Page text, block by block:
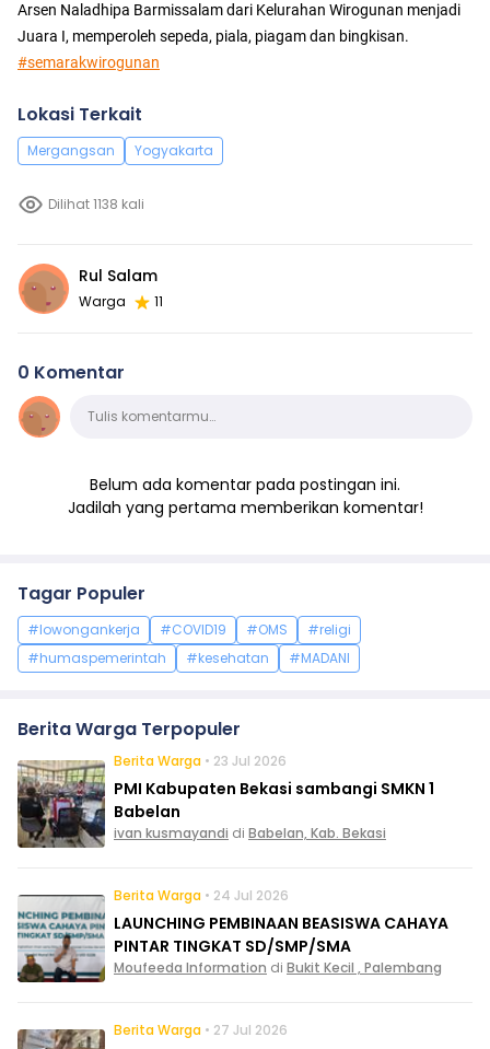
Arsen Naladhipa Barmissalam dari Kelurahan Wirogunan menjadi
Juara I, memperoleh sepeda, piala, piagam dan bingkisan.
#semarakwirogunan
Lokasi Terkait
Mergangsan Yogyakarta
Dilihat 1138 kali
Rul Salam
Warga 11
0 Komentar
KomentarTulis komentarmu…
Belum ada komentar pada postingan ini.
Jadilah yang pertama memberikan komentar!
Tagar Populer
#lowongankerja #COVID19 #OMS
#religi
#humaspemerintah
#kesehatan #MADANI
Berita Warga Terpopuler
Berita Warga • 23 Jul 2026
PMI Kabupaten Bekasi sambangi SMKN 1
Babelan
ivan kusmayandi di Babelan, Kab. Bekasi
Berita Warga • 24 Jul 2026
LAUNCHING PEMBINAAN BEASISWA CAHAYA
PINTAR TINGKAT SD/SMP/SMA
Moufeeda Information di Bukit Kecil , Palembang
Berita Warga • 27 Jul 2026